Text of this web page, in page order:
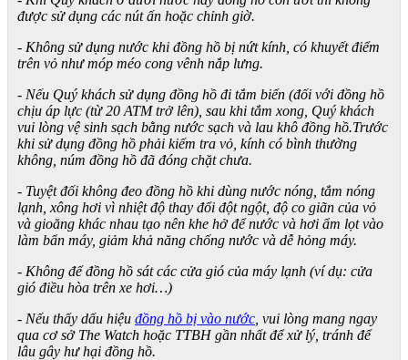
được sử dụng các nút ấn hoặc chỉnh giờ.
- Không sử dụng nước khi đồng hồ bị nứt kính, có khuyết điểm
trên vỏ như móp méo cong vênh nắp lưng.
- Nếu Quý khách sử dụng đồng hồ đi tắm biển (đối với đồng hồ
chịu áp lực (từ 20 ATM trở lên), sau khi tắm xong, Quý khách
vui lòng vệ sinh sạch bằng nước sạch và lau khô đồng hồ.Trước
khi sử dụng đồng hồ phải kiểm tra vỏ, kính có bình thường
không, núm đồng hồ đã đóng chặt chưa.
- Tuyệt đối không đeo đồng hồ khi dùng nước nóng, tắm nóng
lạnh, xông hơi vì nhiệt độ thay đổi đột ngột, độ co giãn của vỏ
và gioăng khác nhau tạo nên khe hở để nước và hơi ẩm lọt vào
làm bẩn máy, giảm khả năng chống nước và dễ hỏng máy.
- Không để đồng hồ sát các cửa gió của máy lạnh (ví dụ: cửa
gió điều hòa trên xe hơi…)
- Nếu thấy dấu hiệu đồng hồ bị vào nước , vui lòng mang ngay
qua cơ sở The Watch hoặc TTBH gần nhất để xử lý, tránh để
lâu gây hư hại đồng hồ.